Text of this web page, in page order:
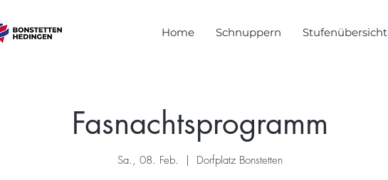
Home Schnuppern Stufenübersicht
Fasnachtsprogramm
Sa., 08. Feb.
  |
Dorfplatz Bonstetten